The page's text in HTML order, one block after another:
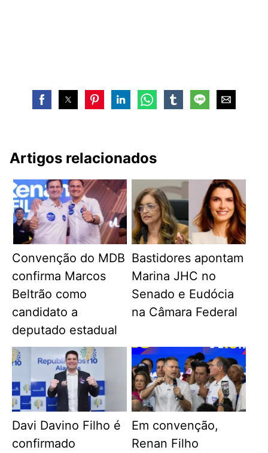
Artigos relacionados
Convenção do MDB
confirma Marcos
Beltrão como
candidato a
deputado estadual
Bastidores apontam
Marina JHC no
Senado e Eudócia
na Câmara Federal
Davi Davino Filho é
confirmado
Em convenção,
Renan Filho